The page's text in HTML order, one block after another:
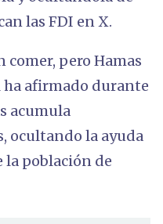
las FDI en X.
comer, pero Hamas
ha afirmado durante
acumula
ocultando la ayuda
la población de